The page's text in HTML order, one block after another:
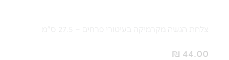
צלחת הגשה מקרמיקה בעיטורי פרחים – 27.5 ס"מ
₪ 44.00